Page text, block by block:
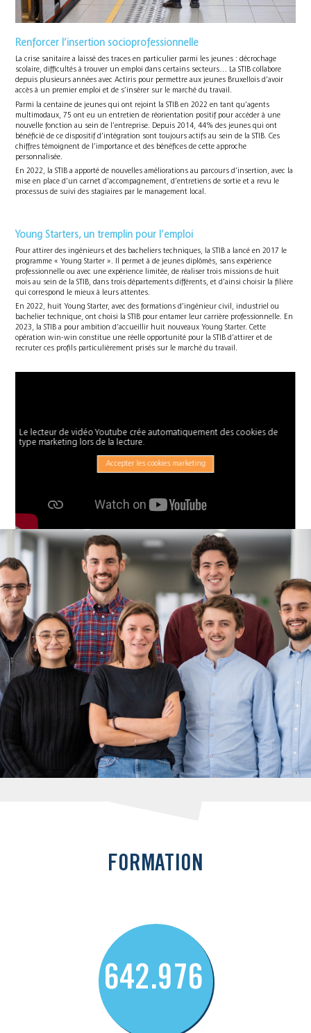
Renforcer l’insertion socioprofessionnelle
La crise sanitaire a laissé des traces en particulier parmi les jeunes : décrochage
scolaire, difficultés à trouver un emploi dans certains secteurs… La STIB collabore
depuis plusieurs années avec Actiris pour permettre aux jeunes Bruxellois d’avoir
accès à un premier emploi et de s’insérer sur le marché du travail.
Parmi la centaine de jeunes qui ont rejoint la STIB en 2022 en tant qu’agents
multimodaux, 75 ont eu un entretien de réorientation positif pour accéder à une
nouvelle fonction au sein de l’entreprise. Depuis 2014, 44% des jeunes qui ont
bénéficié de ce dispositif d’intégration sont toujours actifs au sein de la STIB. Ces
chiffres témoignent de l’importance et des bénéfices de cette approche
personnalisée.
En 2022, la STIB a apporté de nouvelles améliorations au parcours d’insertion, avec la
mise en place d’un carnet d’accompagnement, d’entretiens de sortie et a revu le
processus de suivi des stagiaires par le management local.
Young Starters, un tremplin pour l’emploi
Pour attirer des ingénieurs et des bacheliers techniques, la STIB a lancé en 2017 le
programme « Young Starter ». Il permet à de jeunes diplômés, sans expérience
professionnelle ou avec une expérience limitée, de réaliser trois missions de huit
mois au sein de la STIB, dans trois départements différents, et d’ainsi choisir la filière
qui correspond le mieux à leurs attentes.
En 2022, huit Young Starter, avec des formations d’ingénieur civil, industriel ou
bachelier technique, ont choisi la STIB pour entamer leur carrière professionnelle. En
2023, la STIB a pour ambition d’accueillir huit nouveaux Young Starter. Cette
opération win-win constitue une réelle opportunité pour la STIB d’attirer et de
recruter ces profils particulièrement prisés sur le marché du travail.
Le lecteur de vidéo Youtube crée automatiquement des cookies de
type marketing lors de la lecture.
Accepter les cookies marketing
FORMATION
642.976